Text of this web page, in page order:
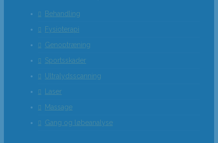
Behandling
Fysioterapi
Genoptræning
Sportsskader
Ultralydsscanning
Laser
Massage
Gang og løbeanalyse